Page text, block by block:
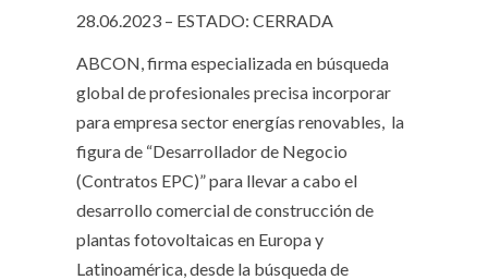
28.06.2023 – ESTADO: CERRADA
ABCON, firma especializada en búsqueda
global de profesionales precisa incorporar
para empresa sector energías renovables, la
figura de “Desarrollador de Negocio
(Contratos EPC)” para llevar a cabo el
desarrollo comercial de construcción de
plantas fotovoltaicas en Europa y
Latinoamérica, desde la búsqueda de